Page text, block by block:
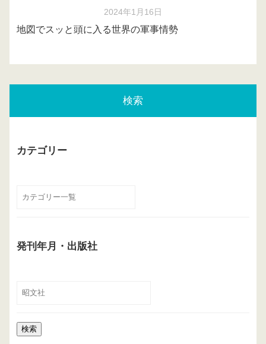
2024年1月16日
地図でスッと頭に入る世界の軍事情勢
検索
カテゴリー
発刊年月・出版社